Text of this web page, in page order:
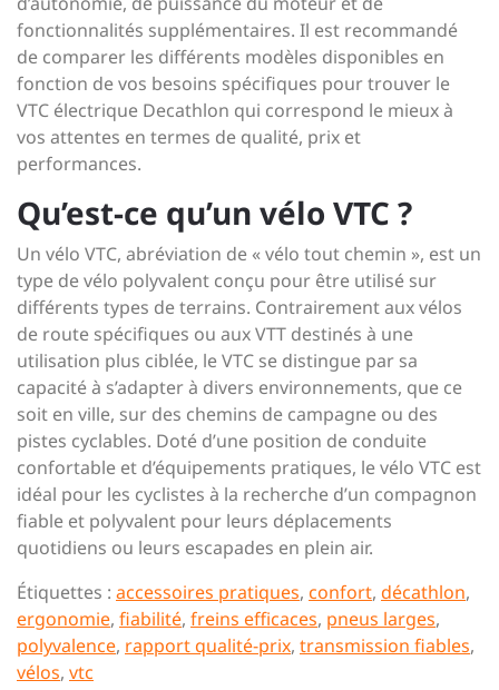
fonctionnalités supplémentaires. Il est recommandé
de comparer les différents modèles disponibles en
fonction de vos besoins spécifiques pour trouver le
VTC électrique Decathlon qui correspond le mieux à
vos attentes en termes de qualité, prix et
performances.
Qu’est-ce qu’un vélo VTC ?
Un vélo VTC, abréviation de « vélo tout chemin », est un
type de vélo polyvalent conçu pour être utilisé sur
différents types de terrains. Contrairement aux vélos
de route spécifiques ou aux VTT destinés à une
utilisation plus ciblée, le VTC se distingue par sa
capacité à s’adapter à divers environnements, que ce
soit en ville, sur des chemins de campagne ou des
pistes cyclables. Doté d’une position de conduite
confortable et d’équipements pratiques, le vélo VTC est
idéal pour les cyclistes à la recherche d’un compagnon
fiable et polyvalent pour leurs déplacements
quotidiens ou leurs escapades en plein air.
Étiquettes : accessoires pratiques, confort, décathlon,
ergonomie, fiabilité, freins efficaces, pneus larges,
polyvalence, rapport qualité-prix, transmission fiables,
vélos, vtc